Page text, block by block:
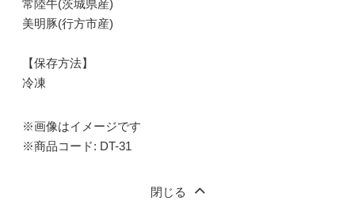
常陸牛(茨城県産)
美明豚(行方市産)
【保存方法】
冷凍
※画像はイメージです
※商品コード: DT-31
閉じる